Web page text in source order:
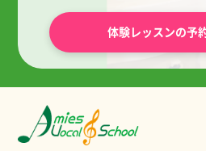
体験レッスンの予